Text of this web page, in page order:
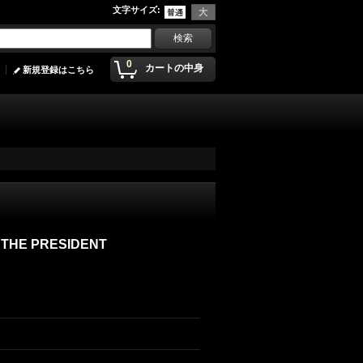
文字サイズ:
0 カートの中身
新規登録はこちら
PRESIDENT